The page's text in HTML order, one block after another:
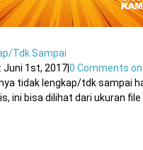
tdk Sampai
Juni 1st, 2017|0 Comments
tidak lengkap/tdk sampai
ini bisa dilihat dari ukuran file